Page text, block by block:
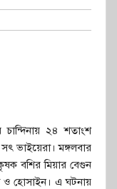
চান্দিনায় ২৪ শতাংশ
ভাইয়েরা। মঙ্গলবার
বশির মিয়ার বেগুন
ও হোসাইন। এ ঘটনায়